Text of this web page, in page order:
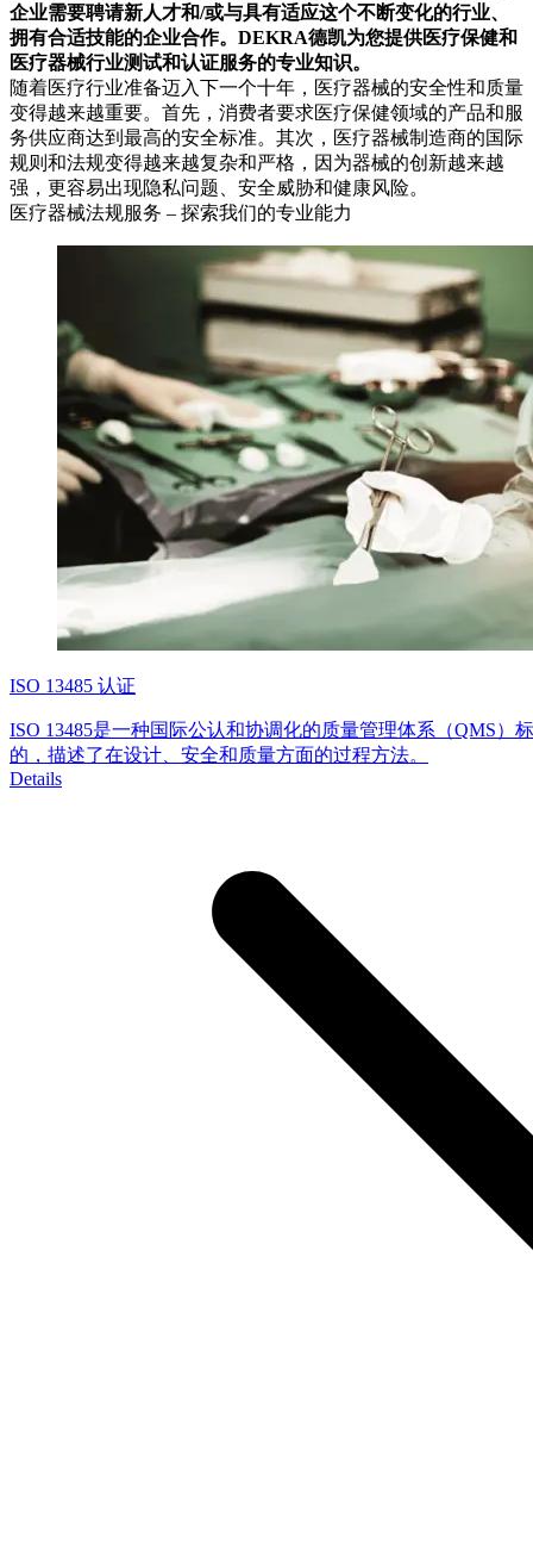
企业需要聘请新人才和/或与具有适应这个不断变化的行业、
拥有合适技能的企业合作。DEKRA德凯为您提供医疗保健和
医疗器械行业测试和认证服务的专业知识。
随着医疗行业准备迈入下一个十年，医疗器械的安全性和质量
变得越来越重要。首先，消费者要求医疗保健领域的产品和服
务供应商达到最高的安全标准。其次，医疗器械制造商的国际
规则和法规变得越来越复杂和严格，因为器械的创新越来越
强，更容易出现隐私问题、安全威胁和健康风险。
医疗器械法规服务 – 探索我们的专业能力
ISO 13485 认证
ISO 13485是一种国际公认和协调化的质量管理体系（QMS）
的，描述了在设计、安全和质量方面的过程方法。
Details